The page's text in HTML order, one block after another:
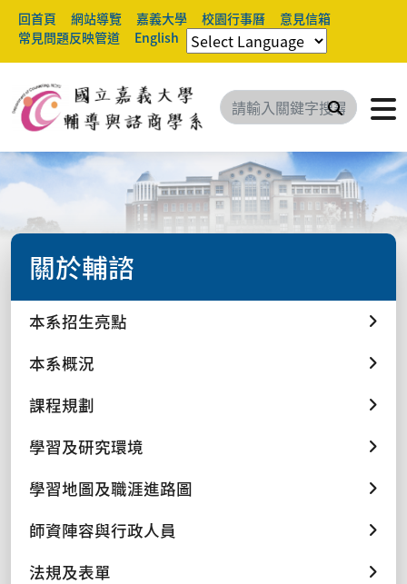
回首頁 網站導覽 嘉義大學 校園行事曆
意見信箱
常見問題反映管道
English
搜尋
關於輔諮
本系招生亮點
本系概況
課程規劃
學習及研究環境
學習地圖及職涯進路圖
師資陣容與行政人員
法規及表單